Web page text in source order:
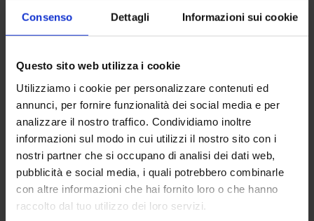
Consenso Dettagli Informazioni sui cookie
Questo sito web utilizza i cookie
Utilizziamo i cookie per personalizzare contenuti ed
annunci, per fornire funzionalità dei social media e per
analizzare il nostro traffico. Condividiamo inoltre
informazioni sul modo in cui utilizzi il nostro sito con i
nostri partner che si occupano di analisi dei dati web,
pubblicità e social media, i quali potrebbero combinarle
con altre informazioni che hai fornito loro o che hanno
raccolto dal tuo utilizzo dei loro servizi.